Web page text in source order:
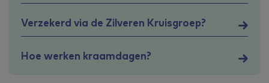
Verzekerd via de Zilveren Kruisgroep?
Hoe werken kraamdagen?